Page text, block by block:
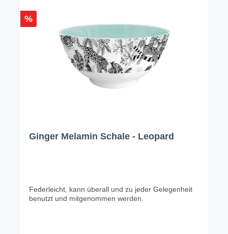
%
Ginger Melamin Schale - Leopard
Federleicht, kann überall und zu jeder Gelegenheit
benutzt und mitgenommen werden.